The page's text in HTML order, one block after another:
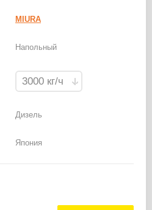
MIURA
Напольный
Дизель
Япония